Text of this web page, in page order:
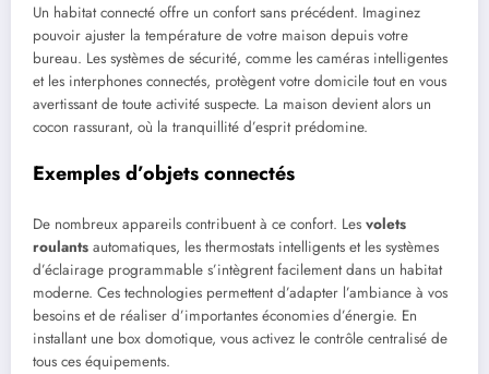
Un habitat connecté offre un confort sans précédent. Imaginez
pouvoir ajuster la température de votre maison depuis votre
bureau. Les systèmes de sécurité, comme les caméras intelligentes
et les interphones connectés, protègent votre domicile tout en vous
avertissant de toute activité suspecte. La maison devient alors un
cocon rassurant, où la tranquillité d’esprit prédomine.
Exemples d’objets connectés
De nombreux appareils contribuent à ce confort. Les volets
roulants automatiques, les thermostats intelligents et les systèmes
d’éclairage programmable s’intègrent facilement dans un habitat
moderne. Ces technologies permettent d’adapter l’ambiance à vos
besoins et de réaliser d’importantes économies d’énergie. En
installant une box domotique, vous activez le contrôle centralisé de
tous ces équipements.